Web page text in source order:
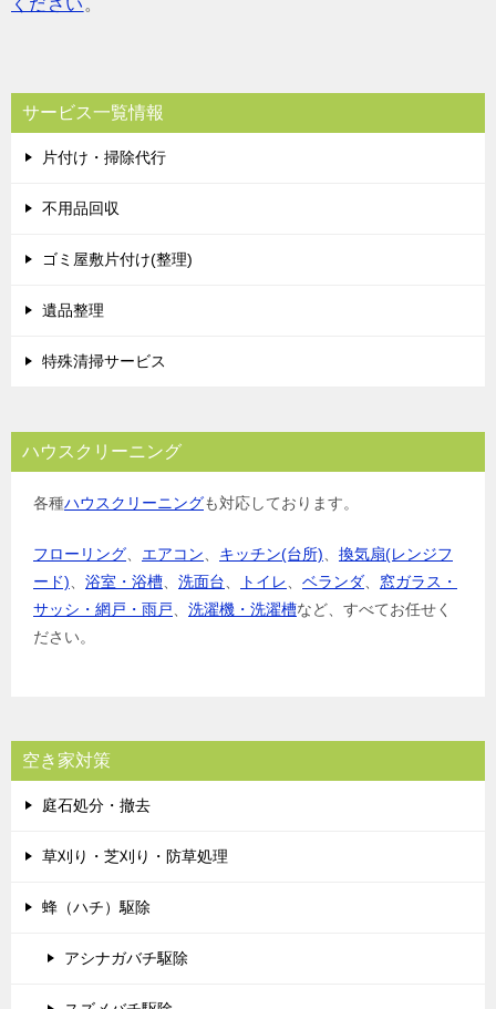
サービス一覧情報
片付け・掃除代行
不用品回収
ゴミ屋敷片付け(整理)
遺品整理
特殊清掃サービス
ハウスクリーニング
各種ハウスクリーニングも対応しております。
フローリング エアコン キッチン(台所)
換気扇(レンジフ
ード)
浴室・浴槽 洗面台 トイレ ベランダ
窓ガラス・
サッシ・網戸・雨戸
洗濯機・洗濯槽など、すべてお任せく
ださい。
空き家対策
庭石処分・撤去
草刈り・芝刈り・防草処理
蜂（ハチ）駆除
アシナガバチ駆除